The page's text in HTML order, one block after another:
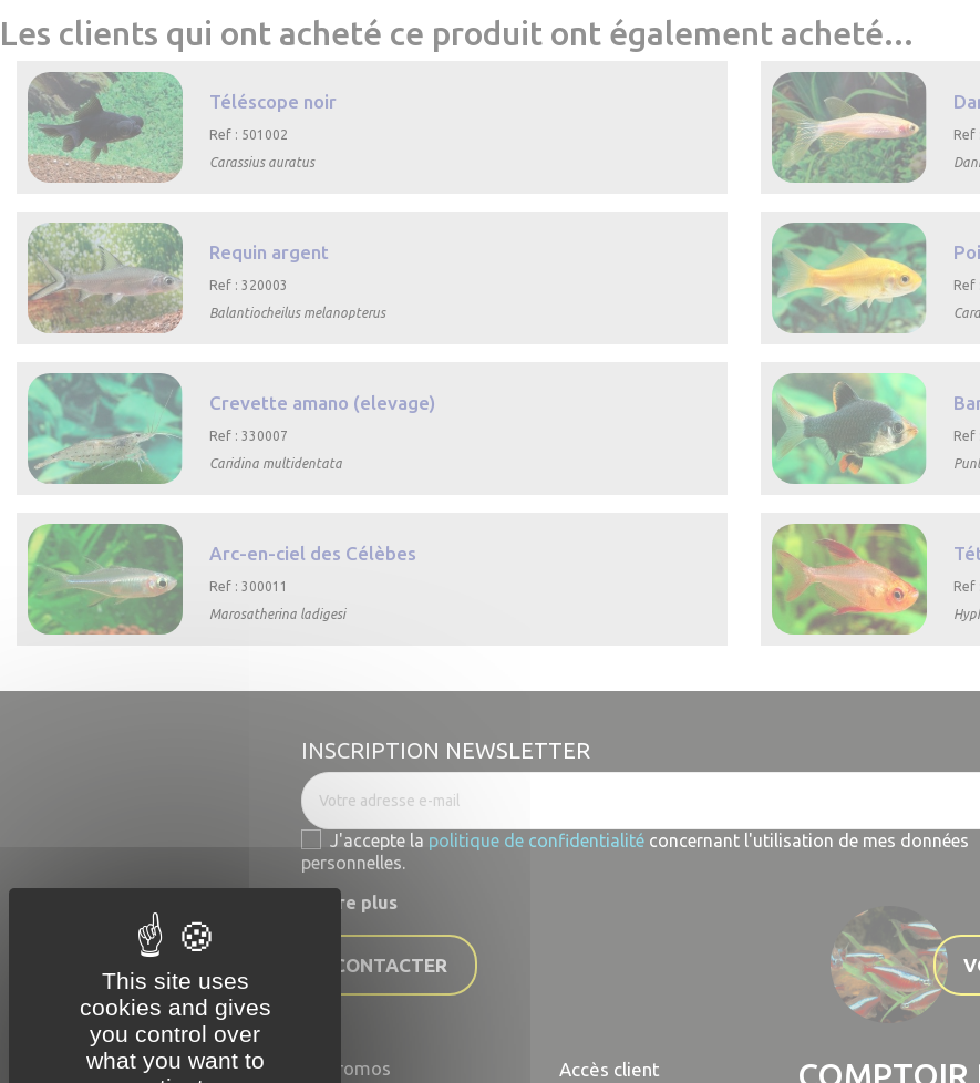
Les clients qui ont acheté ce produit ont également acheté...
Téléscope noir
Ref : 501002
Carassius auratus
Ref
Requin argent
Ref : 320003
Balantiocheilus melanopterus
Ref
Crevette amano (elevage)
Ref : 330007
Caridina multidentata
Ref
Arc-en-ciel des Célèbes
Ref : 300011
Marosatherina ladigesi
Ref
INSCRIPTION NEWSLETTER
J'accepte la politique de confidentialité concernant l'utilisation de mes données
personnelles.
En lire plus
NOUS CONTACTER
Accueil Promos Accès client COMPTOIR
This site uses
cookies and gives
you control over
what you want to